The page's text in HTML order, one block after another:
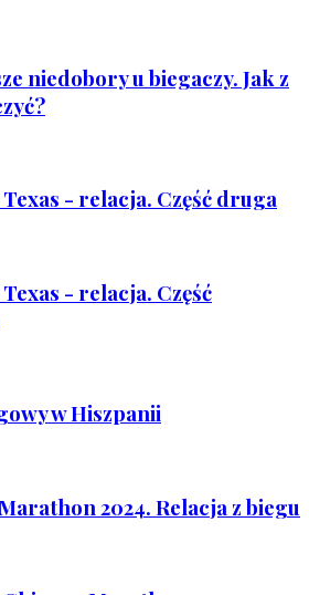
niedobory u biegaczy. Jak z
- relacja. Część druga
- relacja. Część
w Hiszpanii
2024. Relacja z biegu